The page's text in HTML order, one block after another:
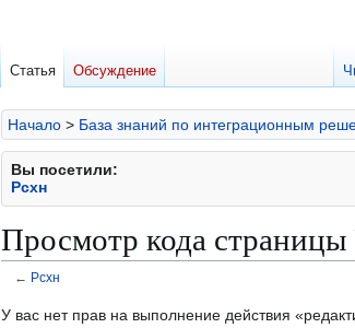
Начало > База знаний по интеграционным
Вы посетили:
Рсхн
Просмотр кода страницы
← Рсхн
Перейти
Перейти
У вас нет прав на выполнение действия
Статья Обсуждение